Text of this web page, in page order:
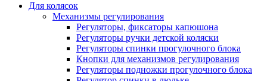
Для колясок
Механизмы регулирования
Регуляторы, фиксаторы капюшона
Регуляторы ручки детской коляски
Регуляторы спинки прогулочного блока
Кнопки для механизмов регулирования
Регуляторы подножки прогулочного блока